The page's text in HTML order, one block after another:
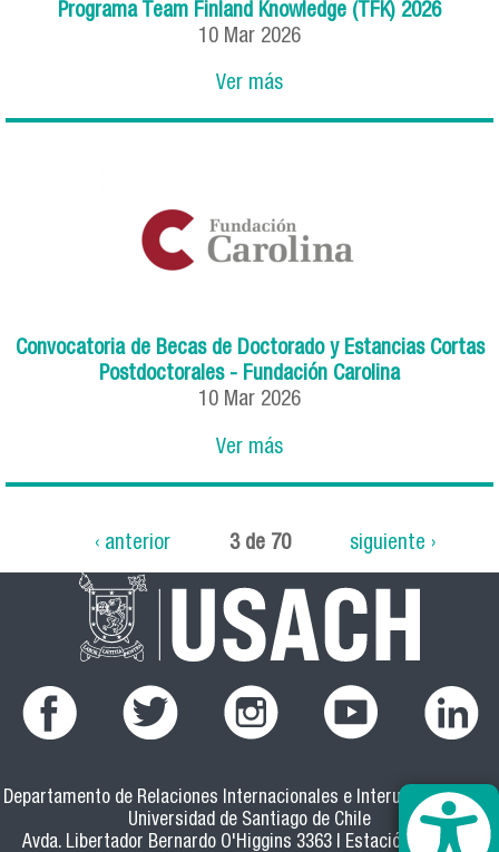
Programa Team Finland Knowledge (TFK) 2026
10 Mar 2026
Ver más
Convocatoria de Becas de Doctorado y Estancias Cortas
Postdoctorales - Fundación Carolina
10 Mar 2026
Ver más
‹ anterior 3 de 70 siguiente ›
Departamento de Relaciones Internacionales e Interuniversitarias
Universidad de Santiago de Chile
Avda. Libertador Bernardo O'Higgins 3363 | Estación Central |